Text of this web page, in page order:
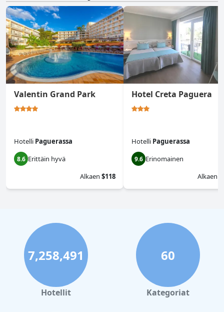
Valentin Grand Park
Hotelli Paguerassa
8.6 Erittäin hyvä
Alkaen $118
Hotel Creta Paguera
Hotelli Paguerassa
9.6 Erinomainen
Alkaen
7,258,491
Hotellit
60
Kategoriat